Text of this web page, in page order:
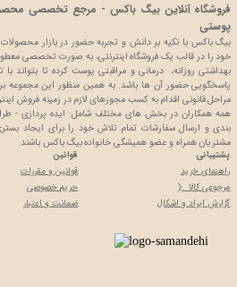
پشتیبانی
راهنمای خرید
مرجوعی کالا :(
گزارش ایراد و اشکال
قوانین
قوانین و مقررات
حریم خصوصی
ضمانت و اعتبار
فروشگاه آنلاین بیگ باکس - مرجع تخصصی
پوستی
خود را در قالب یک فروشگاه اینترنتی، به صورت تخصصی
بهداشتی روزانه، درمانی و مراقبتی پوست کرده تا بتواند
پاسخگویی حضور آن ها باشد. به همین منظور این مجموعه
مراحل قانونی اقدام به کسب مجوزهای لازم در زمینه فروش
همه همکاران در بخش های مختلف شامل: ایده پردازی -
بندی و ارسال سفارشات تمام تلاش خود را برای ایجاد
مشتریان همراه و عضو همیشگی خانواده بیگ باکس باشند.